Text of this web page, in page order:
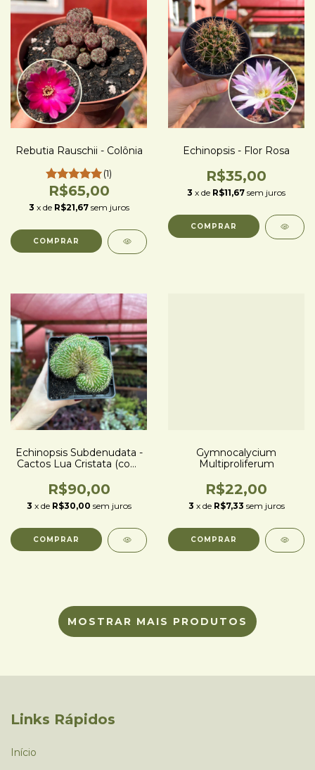
Rebutia Rauschii - Colônia
(1)
R$65,00
3 x de R$21,67 sem juros
Echinopsis - Flor Rosa
R$35,00
3 x de R$11,67 sem juros
Echinopsis Subdenudata -
Cactos Lua Cristata (com
R$90,00
3 x de R$30,00 sem juros
Gymnocalycium
Multiproliferum
R$22,00
3 x de R$7,33 sem juros
MOSTRAR MAIS PRODUTOS
Links Rápidos
Início